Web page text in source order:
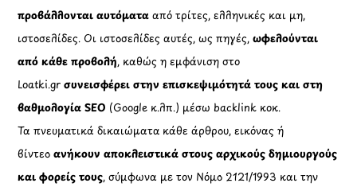
προβάλλονται αυτόματααπό τρίτες, ελληνικές και μη,
ιστοσελίδες. Οι ιστοσελίδες αυτές, ως πηγές,ωφελούνται
από κάθε προβολή, καθώς η εμφάνιση στο
Loatki.gr συνεισφέρει στην επισκεψιμότητά τους και στη
βαθμολογία SEO (Google κ.λπ.) μέσω backlink κοκ.
Τα πνευματικά δικαιώματα κάθε άρθρου, εικόνας ή
βίντεοανήκουν αποκλειστικά στους αρχικούς δημιουργούς
και φορείς τους, σύμφωνα με τον Νόμο 2121/1993 και την